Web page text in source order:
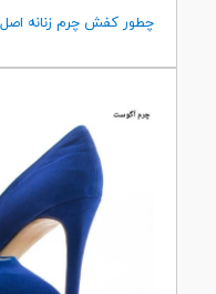
چطور کفش چرم زنانه